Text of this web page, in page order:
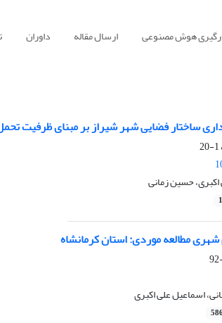
هوش مصنوعی ارسال مقاله داوران
ساختار فضایی شهر شیراز بر مبنای ظرفیت
1-20
حسین زمانی
مطالعه موردی: استان کرمانشاه
اسماعیل علی اکبری